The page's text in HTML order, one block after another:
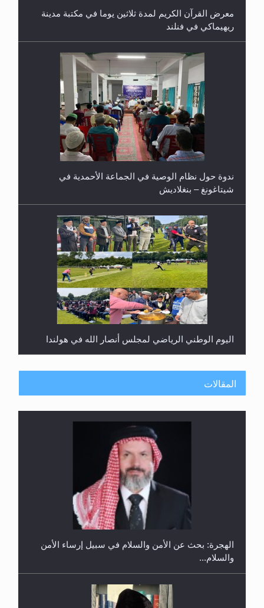
معرض القرآن الكريم لمدة ثلاثين يوما في مكتبة مدينة
ريهيماكي في فنلند
ندوة حول نظام الوصية في الجماعة الأحمدية في
شيتاغونغ – بنغلاديش
اليوم الوطني الرياضي لمجلس أنصار الله في هولندا
إتمام حفظ القرآن الكريم لثلاثة طلاب من مدرسة الحفظ
المقالات
الهجرة: بحث عن الأمن والسلام في سبيل إرساء الأمن
والسلام...